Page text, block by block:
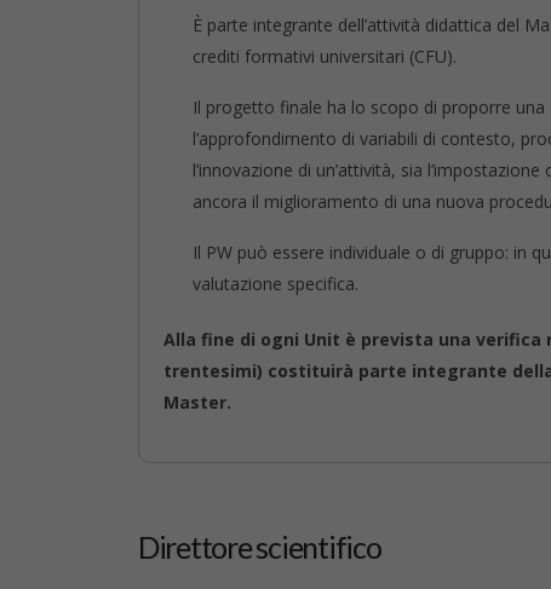
È parte integrante dell’attività didattica del
crediti formativi universitari (CFU).
Il progetto finale ha lo scopo di proporre
l’approfondimento di variabili di contesto,
l’innovazione di un’attività, sia
ancora il miglioramento di una nuova
Il PW può essere individuale o di gruppo: in
valutazione specifica.
Alla fine di ogni Unit è prevista una
trentesimi) costituirà parte integrante
Master.
Direttore scientifico